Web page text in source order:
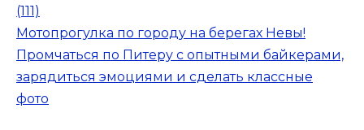
(111)
Мотопрогулка по городу на берегах Невы!
Промчаться по Питеру с опытными байкерами,
зарядиться эмоциями и сделать классные
фото